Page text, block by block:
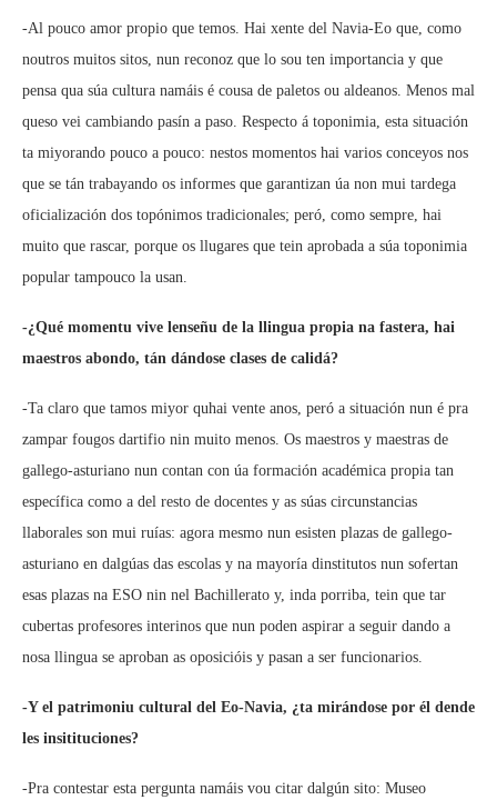
-Al pouco amor propio que temos. Hai xente del Navia-Eo que, como
noutros muitos sitos, nun reconoz que lo sou ten importancia y que
pensa qua súa cultura namáis é cousa de paletos ou aldeanos. Menos mal
queso vei cambiando pasín a paso. Respecto á toponimia, esta situación
ta miyorando pouco a pouco: nestos momentos hai varios conceyos nos
que se tán trabayando os informes que garantizan úa non mui tardega
oficialización dos topónimos tradicionales; peró, como sempre, hai
muito que rascar, porque os llugares que tein aprobada a súa toponimia
popular tampouco la usan.
-¿Qué momentu vive lenseñu de la llingua propia na fastera, hai
maestros abondo, tán dándose clases de calidá?
-Ta claro que tamos miyor quhai vente anos, peró a situación nun é pra
zampar fougos dartifio nin muito menos. Os maestros y maestras de
gallego-asturiano nun contan con úa formación académica propia tan
específica como a del resto de docentes y as súas circunstancias
llaborales son mui ruías: agora mesmo nun esisten plazas de gallego-
asturiano en dalgúas das escolas y na mayoría dinstitutos nun sofertan
esas plazas na ESO nin nel Bachillerato y, inda porriba, tein que tar
cubertas profesores interinos que nun poden aspirar a seguir dando a
nosa llingua se aproban as oposicióis y pasan a ser funcionarios.
-Y el patrimoniu cultural del Eo-Navia, ¿ta mirándose por él dende
les insitituciones?
-Pra contestar esta pergunta namáis vou citar dalgún sito: Museo